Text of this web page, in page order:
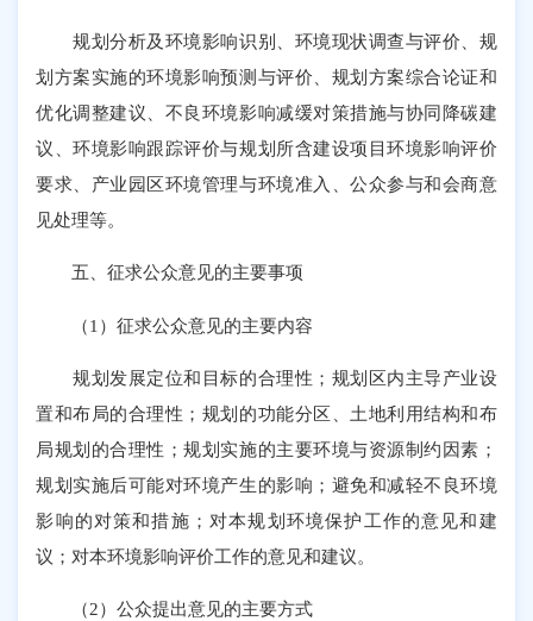
规划分析及环境影响识别、环境现状调查与评价、规
划方案实施的环境影响预测与评价、规划方案综合论证和
优化调整建议、不良环境影响减缓对策措施与协同降碳建
议、环境影响跟踪评价与规划所含建设项目环境影响评价
要求、产业园区环境管理与环境准入、公众参与和会商意
见处理等。
五、征求公众意见的主要事项
（1）征求公众意见的主要内容
规划发展定位和目标的合理性；规划区内主导产业设
置和布局的合理性；规划的功能分区、土地利用结构和布
局规划的合理性；规划实施的主要环境与资源制约因素；
规划实施后可能对环境产生的影响；避免和减轻不良环境
影响的对策和措施；对本规划环境保护工作的意见和建
议；对本环境影响评价工作的意见和建议。
（2）公众提出意见的主要方式